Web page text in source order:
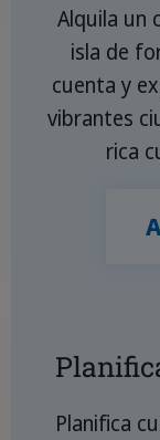
Alquila un
isla de
cuenta y
vibrantes
rica
Planifica